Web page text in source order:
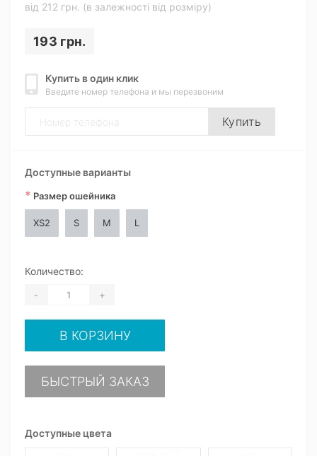
від 212 грн. (в залежності від розміру)
193 грн.
Купить в один клик
Введите номер телефона и мы перезвоним
Купить
Доступные цвета
Доступные варианты
* Размер ошейника
XS2 S M L
Количество:
- +
В КОРЗИНУ
БЫСТРЫЙ ЗАКАЗ